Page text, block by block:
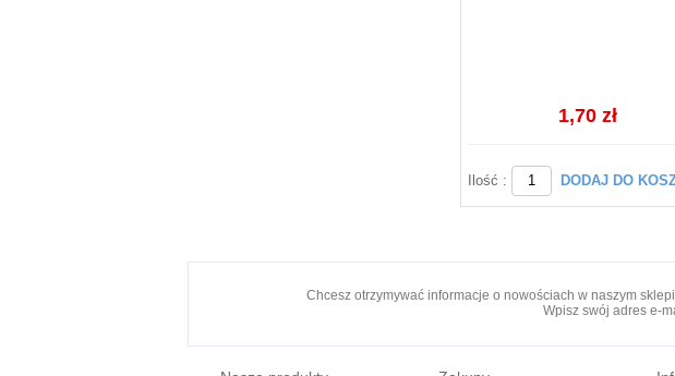
1,70 zł
Ilość : DODAJ DO
Chcesz otrzymywać informacje o nowościach w naszym
Wpisz swój adres e-